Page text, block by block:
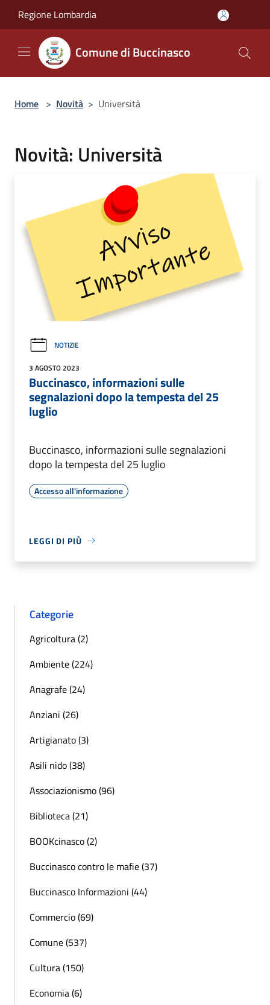
Regione Lombardia
Comune di Buccinasco
Home > Novità > Università
Novità: Università
NOTIZIE
3 AGOSTO 2023
Buccinasco, informazioni sulle
segnalazioni dopo la tempesta del 25
luglio
Buccinasco, informazioni sulle segnalazioni
dopo la tempesta del 25 luglio
Accesso all'informazione
LEGGI DI PIÙ
Categorie
Agricoltura (2)
Ambiente (224)
Anagrafe (24)
Anziani (26)
Artigianato (3)
Asili nido (38)
Associazionismo (96)
Biblioteca (21)
BOOKcinasco (2)
Buccinasco contro le mafie (37)
Buccinasco Informazioni (44)
Commercio (69)
Comune (537)
Cultura (150)
Economia (6)